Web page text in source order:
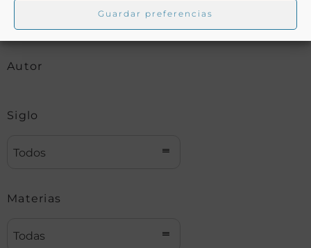
Guardar preferencias
Autor
Siglo
Todos
Materias
Todas